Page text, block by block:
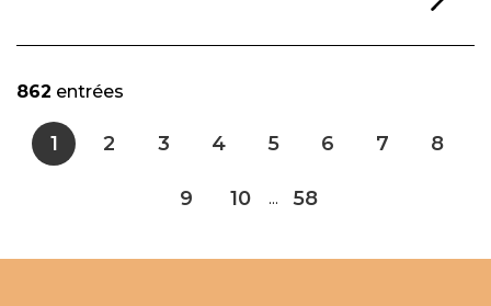
862 entrées
1 2 3 4 5 6 7 8
9 10 ... 58